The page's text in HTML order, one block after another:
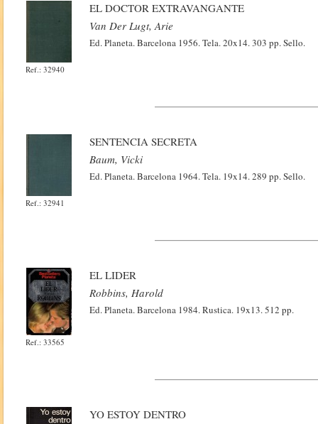
Ref.: 32940
EL DOCTOR EXTRAVANGANTE
Van Der Lugt, Arie
Ed. Planeta. Barcelona 1956. Tela. 20x14. 303 pp. Sello.
Ref.: 32941
SENTENCIA SECRETA
Baum, Vicki
Ed. Planeta. Barcelona 1964. Tela. 19x14. 289 pp. Sello.
Ref.: 33565
EL LIDER
Robbins, Harold
Ed. Planeta. Barcelona 1984. Rustica. 19x13. 512 pp.
YO ESTOY DENTRO